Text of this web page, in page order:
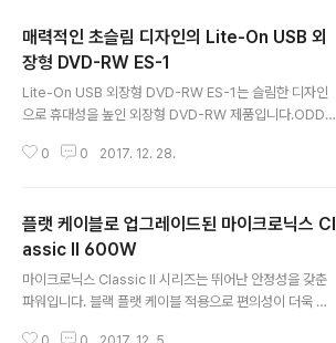
매력적인 초슬림 디자인의 Lite-On USB 외
장형 DVD-RW ES-1
Lite-On USB 외장형 DVD-RW ES-1는 슬림한 디자인
으로 휴대성을 높인 외장형 DVD-RW 제품입니다.ODD
D-RW 제품입니다.TV 연결, M-DISC 등 다양한 기능을
렇게 크지 않습니다.▼ 제품 박스박스 전면에는 제품 모습
과 함께 간단한 내용들이 기록되어 있습니다.▼ 박스 후면
박스 후면에는 제품의 특징을 확인할 수 있습니다.▼ 제품
특징세련된 디자인의 갖춘 초경량&초슬림 외장형 ODD입
니다.천 년의 데이터 보관 기간을 갖는 M-DISC와 Smart
Burn & Smart-X 등 다양한 기능을 갖추고 있습니다...
0 0 2017. 12. 28.
플랫 케이블로 업그레이드된 마이크로닉스 Cl
assic II 600W
마이크로닉스 Classic II 시리즈는 뛰어난 안정성을 갖춘
파워입니다. 블랙 플랫 케이블 적용으로 편의성이 더욱 업